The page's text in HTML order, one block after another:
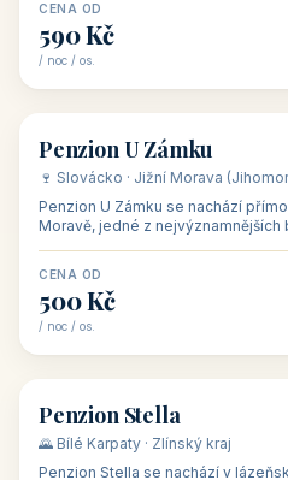
CENA OD
590 Kč
/ noc / os.
🏡 penzion
Penzion U Zámku
🍷 Slovácko · Jižní Morava
Penzion U Zámku se nachází
Moravě, jedné z nejvýznamnějších
CENA OD
500 Kč
/ noc / os.
🏡 penzion
Penzion Stella
🌄 Bílé Karpaty · Zlínský kraj
Penzion Stella se nachází v